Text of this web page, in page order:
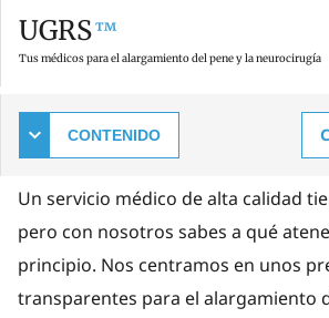
UGRS™
Tus médicos para el alargamiento del pene y la neurocirugía
Costes del alargamiento
Claridad desde el principio, sin
Un servicio médico de alta calidad
pero con nosotros sabes a qué
principio. Nos centramos en unos
transparentes para el alargamiento